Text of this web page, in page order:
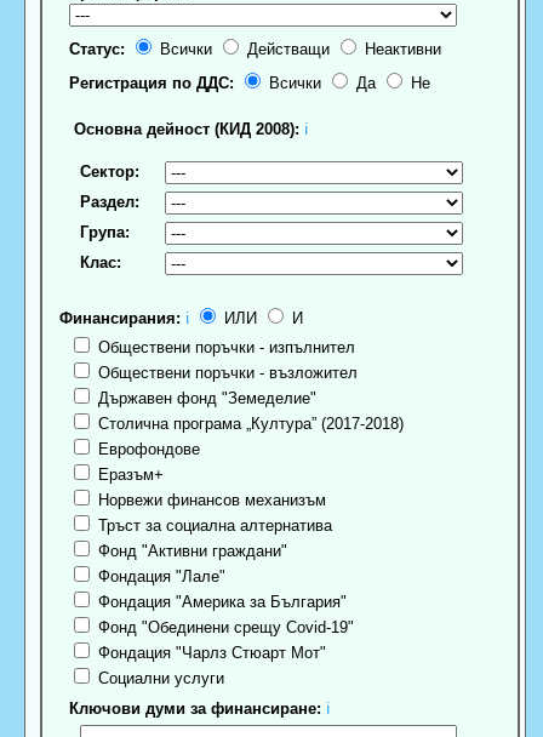
Статус: Всички Действащи
Неактивни
Регистрация по ДДС:
Всички Да Не
Основна дейност (КИД 2008): ℹ
Сектор:
Раздел:
Група:
Клас:
Финансирания: ℹ ИЛИ
И
Обществени поръчки - изпълнител
Обществени поръчки - възложител
Държавен фонд "Земеделие"
Столична програма „Култура” (2017-2018)
Еврофондове
Еразъм+
Норвежи финансов механизъм
Тръст за социална алтернатива
Фонд "Активни граждани"
Фондация "Лале"
Фондация "Америка за България"
Фонд "Обединени срещу Covid-19"
Фондация "Чарлз Стюарт Мот"
Социални услуги
Ключови думи за финансиране: ℹ